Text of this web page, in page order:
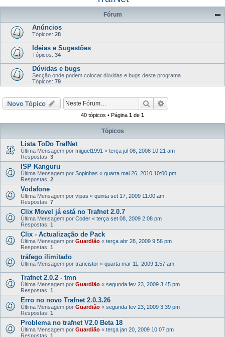
q
s
Fórum
Anúncios
Tópicos: 28
Ideias e Sugestões
Tópicos: 34
Dúvidas e bugs
Secção onde podem colocar dúvidas e bugs deste programa
Tópicos: 79
Novo Tópico Pesquisar
40 tópicos • Página 1 de 1
Tópicos
Lista ToDo TrafNet
Última Mensagem por miguel1991 « terça jul 08, 2008 10:21 am
Respostas: 3
ISP Kanguru
Última Mensagem por Sopinhas « quarta mai 26, 2010 10:00 pm
Respostas: 2
Vodafone
Última Mensagem por vipas « quinta set 17, 2009 11:00 am
Respostas: 7
Clix Movel já está no Trafnet 2.0.7
Última Mensagem por Coder « terça set 08, 2009 2:08 pm
Respostas: 1
Clix - Actualização de Pack
Última Mensagem por Guardião « terça abr 28, 2009 9:56 pm
Respostas: 1
tráfego ilimitado
Última Mensagem por trancistor « quarta mar 11, 2009 1:57 am
Trafnet 2.0.2 - tmn
Última Mensagem por Guardião « segunda fev 23, 2009 3:45 pm
Respostas: 1
Erro no novo Trafnet 2.0.3.26
Última Mensagem por Guardião « segunda fev 23, 2009 3:39 pm
Respostas: 1
Problema no trafnet V2.0 Beta 18
Última Mensagem por Guardião « terça jan 20, 2009 10:07 pm
Respostas: 1